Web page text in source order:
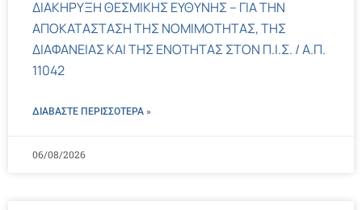
ΔΙΑΚΗΡΥΞΗ ΘΕΣΜΙΚΗΣ ΕΥΘΥΝΗΣ – ΓΙΑ ΤΗΝ
ΑΠΟΚΑΤΑΣΤΑΣΗ ΤΗΣ ΝΟΜΙΜΟΤΗΤΑΣ, ΤΗΣ
ΔΙΑΦΑΝΕΙΑΣ ΚΑΙ ΤΗΣ ΕΝΟΤΗΤΑΣ ΣΤΟΝ Π.Ι.Σ. / Α.Π.
11042
ΔΙΑΒΑΣΤΕ ΠΕΡΙΣΣΌΤΕΡΑ »
06/08/2026